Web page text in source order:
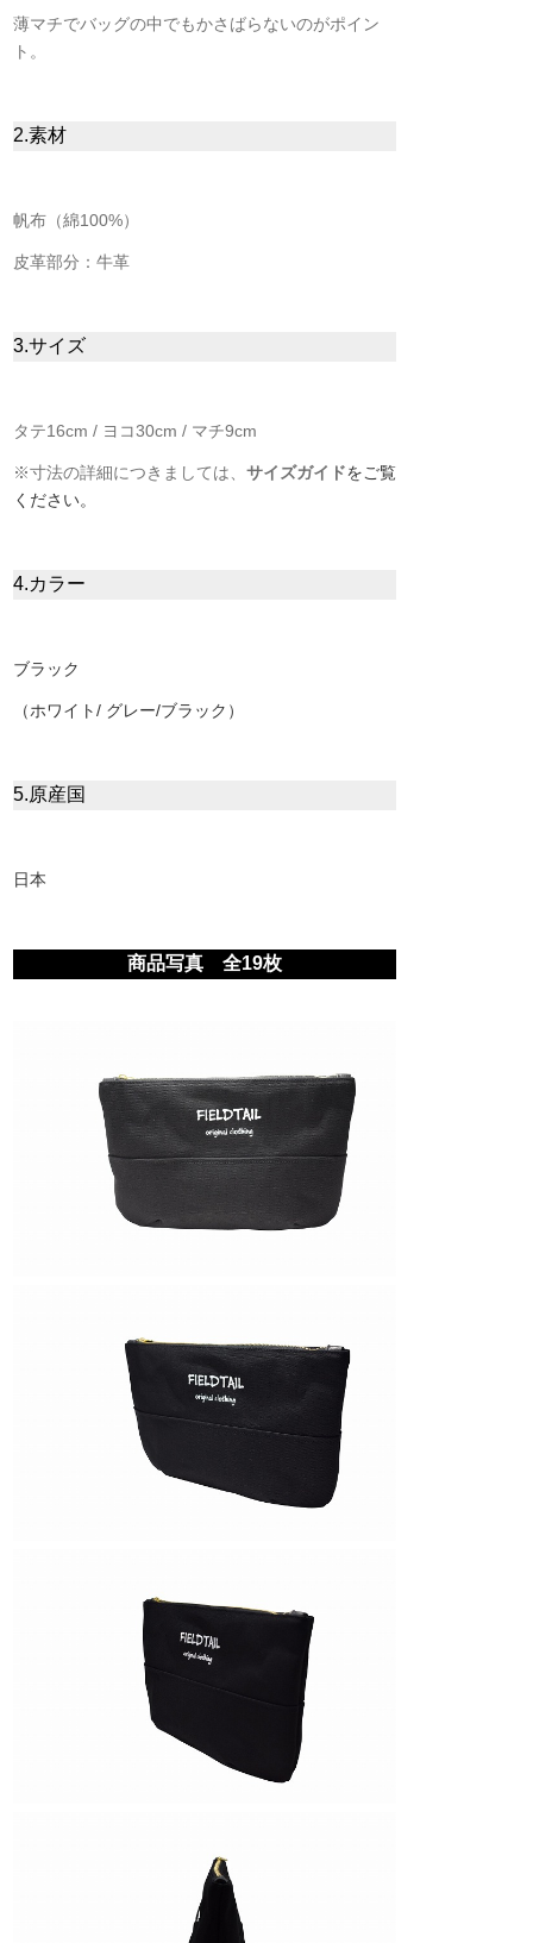
薄マチでバッグの中でもかさばらないのがポイン
ト。
2.素材
帆布（綿100%）
皮革部分：牛革
3.サイズ
タテ16cm / ヨコ30cm / マチ9cm
※寸法の詳細につきましては、 サイズガイドをご覧
ください。
4.カラー
ブラック
（ホワイト/ グレー/ブラック）
5.原産国
日本
商品写真 全19枚